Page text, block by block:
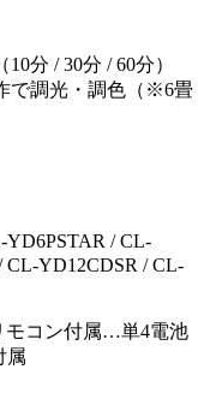
分 / 30分 / 60分）
で調光・調色（※6畳
/ CL-
YD12CDSR / CL-
モコン付属…単4電池
属